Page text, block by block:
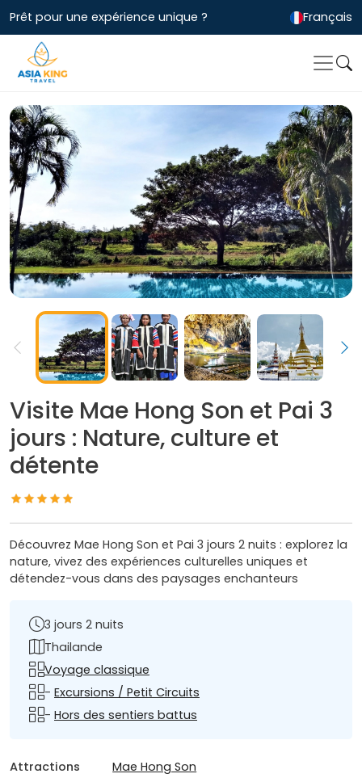
Prêt pour une expérience unique ? Français
Visite Mae Hong Son et Pai 3
jours : Nature, culture et
détente
Découvrez Mae Hong Son et Pai 3 jours 2 nuits : explorez la
nature, vivez des expériences culturelles uniques et
détendez-vous dans des paysages enchanteurs
3 jours 2 nuits
Thailande
Voyage classique
- Excursions / Petit Circuits
- Hors des sentiers battus
Attractions Mae Hong Son